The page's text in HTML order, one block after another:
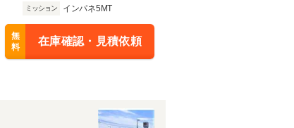
ミッション インパネ5MT
無
料
在庫確認・見積依頼